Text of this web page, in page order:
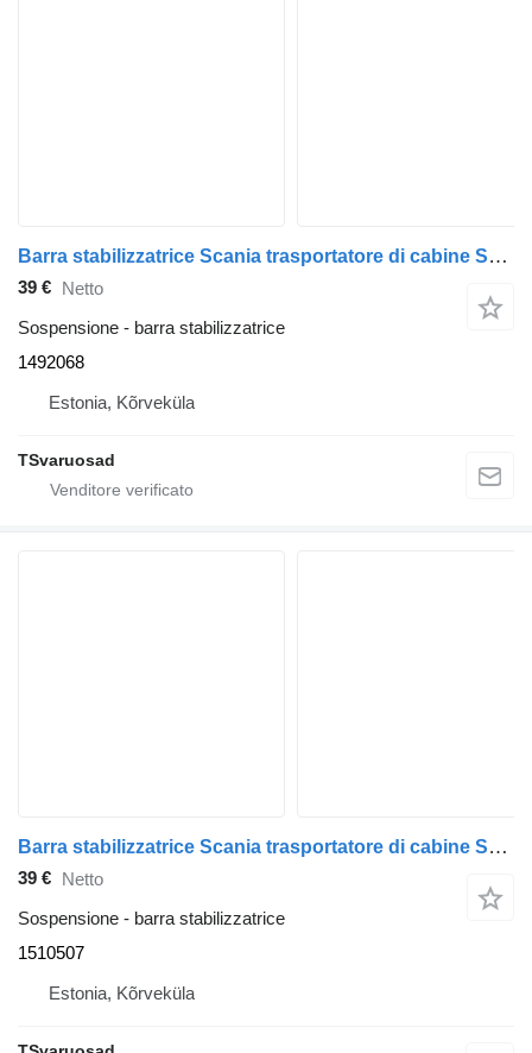
Barra stabilizzatrice Scania trasportatore di cabine Scania 1492068 per trattore stradale Scania P230
39 € Netto
Sospensione - barra stabilizzatrice
1492068
Estonia, Kõrveküla
TSvaruosad
Barra stabilizzatrice Scania trasportatore di cabine Scania 1510507 per trattore stradale Scania P230
39 € Netto
Sospensione - barra stabilizzatrice
1510507
Estonia, Kõrveküla